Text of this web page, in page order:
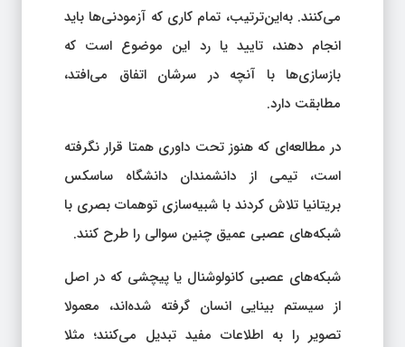
می‌کنند. به‌این‌ترتیب، تمام کاری که آزمودنی‌ها باید
انجام دهند، تایید یا رد این موضوع است که
بازسازی‌ها با آنچه در سرشان اتفاق می‌افتد،
مطابقت دارد.
در مطالعه‌ای که هنوز تحت داوری همتا قرار نگرفته
است، تیمی از دانشمندان دانشگاه ساسکس
بریتانیا تلاش کردند با شبیه‌سازی توهمات بصری با
شبکه‌های عصبی عمیق چنین سوالی را طرح کنند.
شبکه‌های عصبی کانولوشنال یا پیچشی که در اصل
از سیستم بینایی انسان گرفته شده‌اند، معمولا
تصویر را به اطلاعات مفید تبدیل می‌کنند؛ مثلا